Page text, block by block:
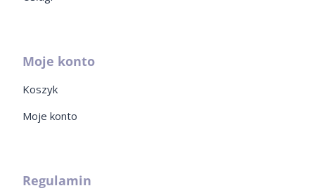
Moje konto
Koszyk
Moje konto
Regulamin